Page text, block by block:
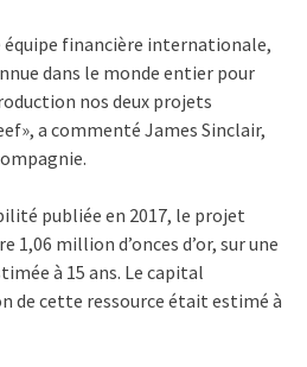
équipe financière internationale,
dans le monde entier pour
nos deux projets
a commenté James Sinclair,
publiée en 2017, le projet
1,06 million d’onces d’or, sur une
à 15 ans. Le capital
de cette ressource était estimé à